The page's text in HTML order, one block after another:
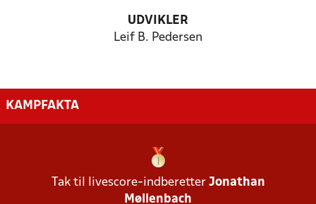
UDVIKLER
Leif B. Pedersen
KAMPFAKTA
Tak til livescore-indberetter Jonathan
Møllenbach